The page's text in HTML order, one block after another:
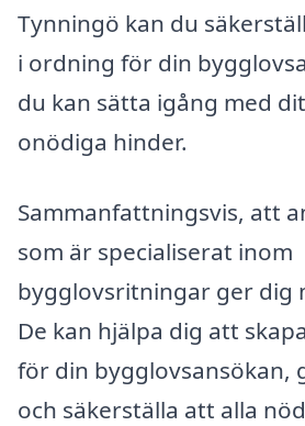
Tynningö kan du
i ordning för din
du kan sätta igång med
onödiga hinder.
Sammanfattningsvis, att
som är specialiserat inom
bygglovsritningar ger dig
De kan hjälpa dig att
för din bygglovsansökan,
och säkerställa att alla